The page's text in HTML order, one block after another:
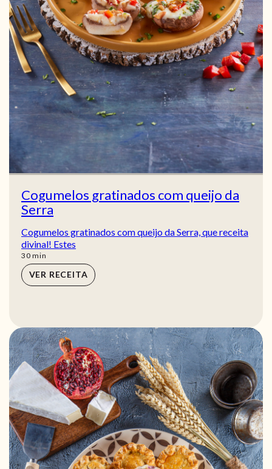
Cogumelos gratinados com queijo da
Serra
Cogumelos gratinados com queijo da Serra, que receita
divinal! Estes
30min
min
VER RECEITA